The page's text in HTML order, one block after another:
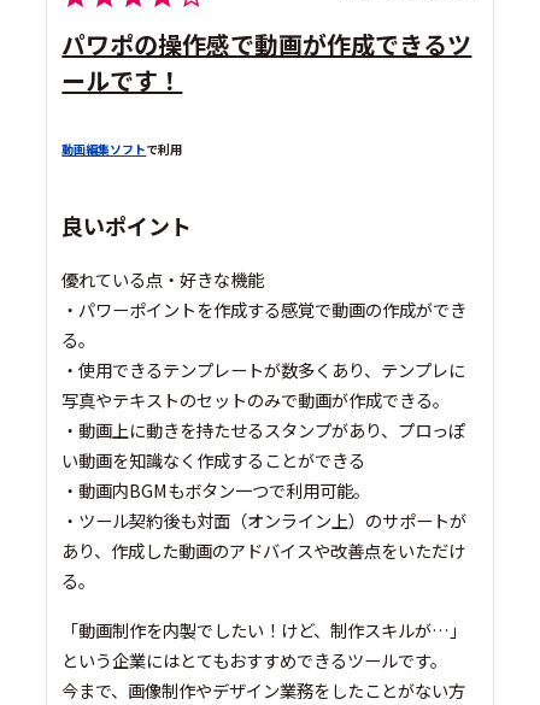
パワポの操作感で動画が作成できるツ
ールです！
動画編集ソフトで利用
良いポイント
優れている点・好きな機能
・パワーポイントを作成する感覚で動画の作成ができ
る。
・使用できるテンプレートが数多くあり、テンプレに
写真やテキストのセットのみで動画が作成できる。
・動画上に動きを持たせるスタンプがあり、プロっぽ
い動画を知識なく作成することができる
・動画内BGMもボタン一つで利用可能。
・ツール契約後も対面（オンライン上）のサポートが
あり、作成した動画のアドバイスや改善点をいただけ
る。
「動画制作を内製でしたい！けど、制作スキルが…」
という企業にはとてもおすすめできるツールです。
今まで、画像制作やデザイン業務をしたことがない方